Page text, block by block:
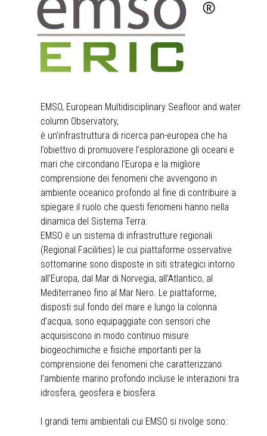
EMSO, European Multidisciplinary Seafloor and water
column Observatory,
è un’infrastruttura di ricerca pan-europea che ha
l’obiettivo di promuovere l’esplorazione gli oceani e
mari che circondano l’Europa e la migliore
comprensione dei fenomeni che avvengono in
ambiente oceanico profondo al fine di contribuire a
spiegare il ruolo che questi fenomeni hanno nella
dinamica del Sistema Terra.
EMSO è un sistema di infrastrutture regionali
(Regional Facilities) le cui piattaforme osservative
sottomarine sono disposte in siti strategici intorno
all’Europa, dal Mar di Norvegia, all’Atlantico, al
Mediterraneo fino al Mar Nero. Le piattaforme,
disposti sul fondo del mare e lungo la colonna
d’acqua, sono equipaggiate con sensori che
acquisiscono in modo continuo misure
biogeochimiche e fisiche importanti per la
comprensione dei fenomeni che caratterizzano
l’ambiente marino profondo incluse le interazioni tra
idrosfera, geosfera e biosfera.
I grandi temi ambientali cui EMSO si rivolge sono: